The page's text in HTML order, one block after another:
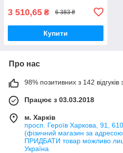
3 510,65 ₴ 6 383 ₴
Купити
Про нас
98% позитивних з 142 відгуків
Працює з 03.03.2018
м. Харків
просп. Героїв Харкова, 91,
(фізичний магазин за
ПРИДБАТИ товар можливо
Україна